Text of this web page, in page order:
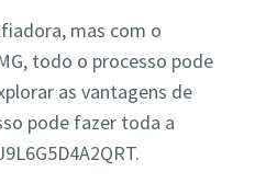
mas com o
todo o processo pode
as vantagens de
pode fazer toda a